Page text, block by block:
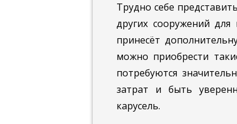
Трудно себе
других сооружений для
принесёт
можно приобрести
потребуются
затрат и быть
карусель.